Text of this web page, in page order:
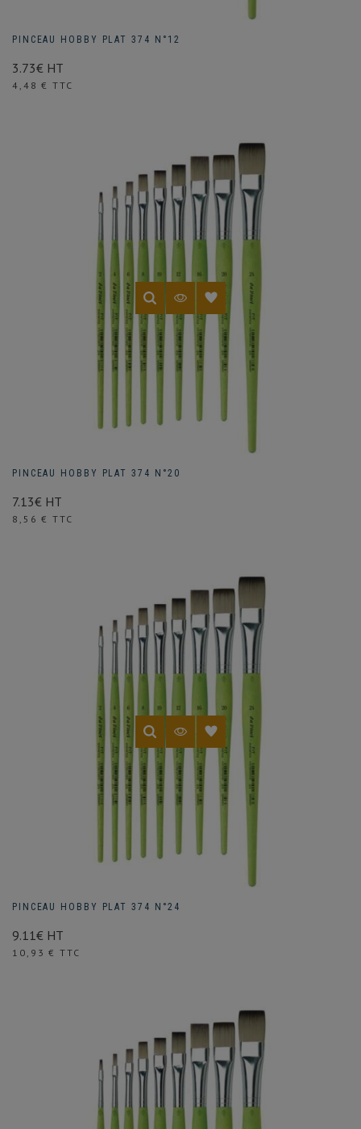
PINCEAU HOBBY PLAT 374 N°12
3.73€ HT
Prix
4,48 € TTC
PINCEAU HOBBY PLAT 374 N°20
7.13€ HT
Prix
8,56 € TTC
PINCEAU HOBBY PLAT 374 N°24
9.11€ HT
Prix
10,93 € TTC